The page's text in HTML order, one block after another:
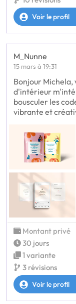
Voir le profil
M_Nunne
15 mars à 19:31
Bonjour
d'intérieur
bousculer les
vibrante et
Montant privé
30 jours
1 variante
3 révisions
Voir le profil